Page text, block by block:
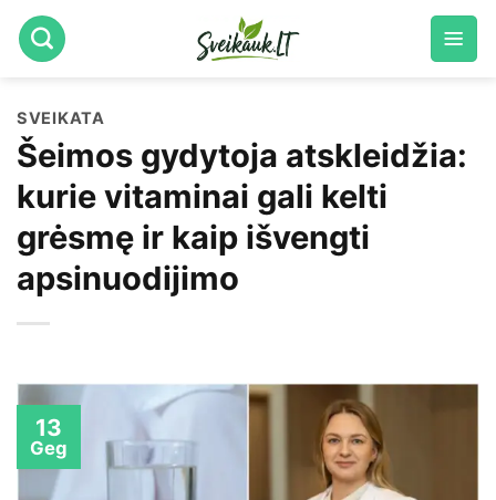
Skip
to
SVEIKATA
Šeimos gydytoja atskleidžia:
kurie vitaminai gali kelti
grėsmę ir kaip išvengti
apsinuodijimo
13
Geg